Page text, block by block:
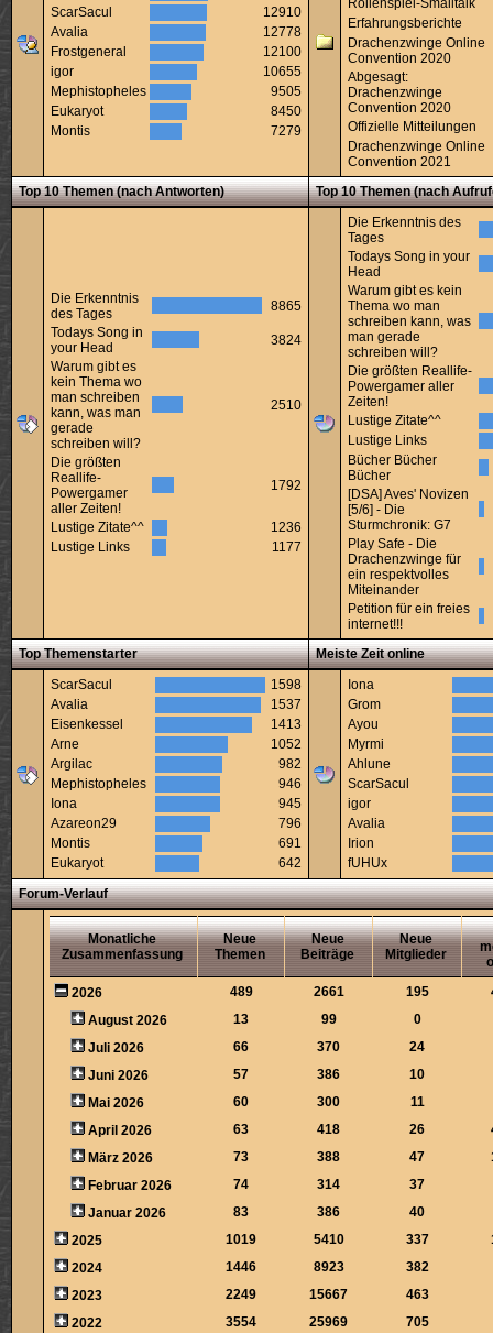
ScarSacul
12910
Avalia
12778
Frostgeneral
12100
igor
10655
Mephistopheles
9505
Eukaryot
8450
Montis
7279
Erfahrungsberichte
Drachenzwinge Online
Convention 2020
Abgesagt:
Drachenzwinge
Convention 2020
Offizielle Mitteilungen
Drachenzwinge Online
Convention 2021
Top 10 Themen (nach Antworten)
Top 10 Themen (nach
Die Erkenntnis
des Tages
8865
Todays Song in
your Head
3824
Warum gibt es
kein Thema wo
man schreiben
kann, was man
gerade
schreiben will?
2510
Die größten
Reallife-
Powergamer
aller Zeiten!
1792
Lustige Zitate^^
1236
Lustige Links
1177
Die Erkenntnis des
Tages
Todays Song in your
Head
Warum gibt es kein
Thema wo man
schreiben kann, was
man gerade
schreiben will?
Die größten Reallife-
Powergamer aller
Zeiten!
Lustige Zitate^^
Lustige Links
Bücher Bücher
Bücher
[DSA] Aves' Novizen
[5/6] - Die
Sturmchronik: G7
Play Safe - Die
Drachenzwinge für
ein respektvolles
Miteinander
Petition für ein freies
internet!!!
Top Themenstarter
Meiste Zeit online
ScarSacul
1598
Avalia
1537
Eisenkessel
1413
Arne
1052
Argilac
982
Mephistopheles
946
Iona
945
Azareon29
796
Montis
691
Eukaryot
642
Iona
Grom
Ayou
Myrmi
Ahlune
ScarSacul
igor
Avalia
Irion
fUHUx
Forum-Verlauf
Monatliche
Zusammenfassung
Neue
Themen
Neue
Beiträge
Neue
Mitglieder
2026
489 2661 195
August 2026
13 99
0
Juli 2026
66 370
24
Juni 2026
57 386
10
Mai 2026
60 300
11
April 2026
63 418 26
März 2026
73 388 47
Februar 2026
74 314
37
Januar 2026
83 386
40
2025
1019 5410 337
2024
1446 8923
382
2023
2249 15667
463
2022
3554 25969 705